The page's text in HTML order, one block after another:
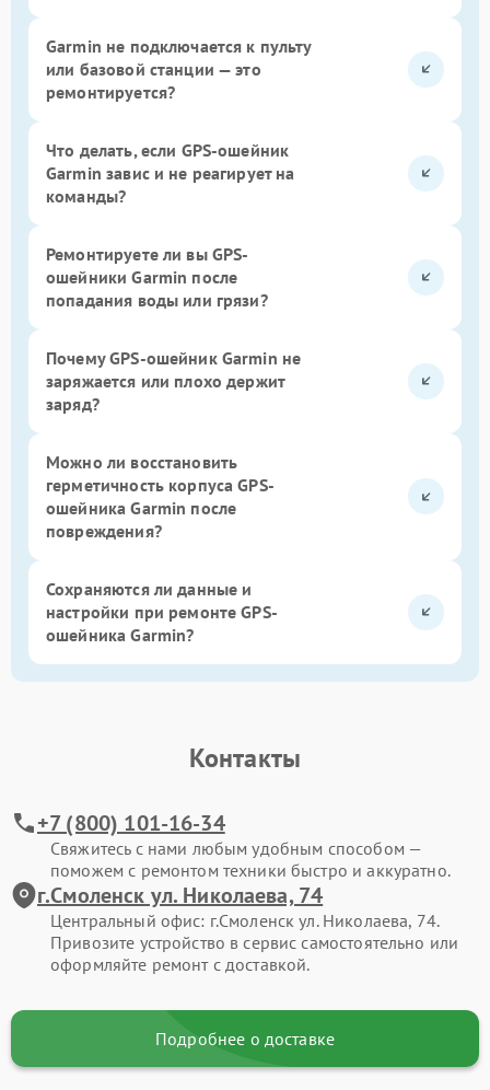
Garmin не подключается к пульту
или базовой станции — это
ремонтируется?
Что делать, если GPS-ошейник
Garmin завис и не реагирует на
команды?
Ремонтируете ли вы GPS-
ошейники Garmin после
попадания воды или грязи?
Почему GPS-ошейник Garmin не
заряжается или плохо держит
заряд?
Можно ли восстановить
герметичность корпуса GPS-
ошейника Garmin после
повреждения?
Сохраняются ли данные и
настройки при ремонте GPS-
ошейника Garmin?
Контакты
+7 (800) 101-16-34
Свяжитесь с нами любым удобным способом —
поможем с ремонтом техники быстро и аккуратно.
г.Смоленск ул. Николаева, 74
Центральный офис: г.Смоленск ул. Николаева, 74.
Привозите устройство в сервис самостоятельно или
оформляйте ремонт с доставкой.
Подробнее о доставке